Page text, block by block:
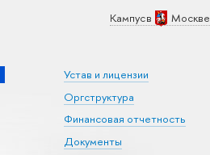
Кампус в Москве
Устав и лицензии
Оргструктура
Финансовая отчетность
Документы